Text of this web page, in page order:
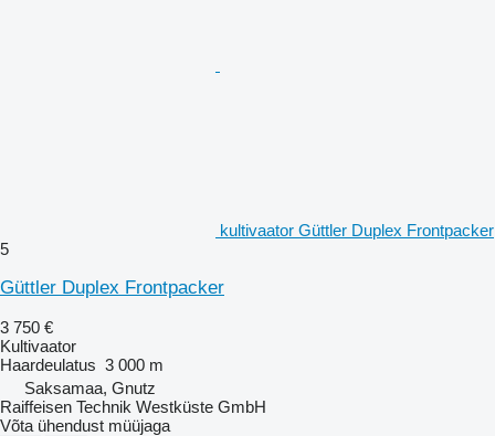
kultivaator Güttler Duplex Frontpacker
5
Güttler Duplex Frontpacker
3 750 €
Kultivaator
Haardeulatus 3 000 m
Saksamaa, Gnutz
Raiffeisen Technik Westküste GmbH
Võta ühendust müüjaga